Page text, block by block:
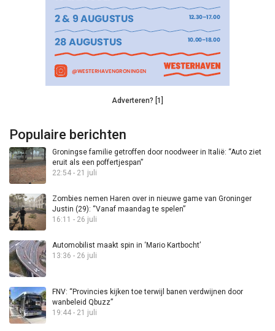
Adverteren? [1]
Populaire berichten
Groningse familie getroffen door noodweer in Italië: “Auto ziet
eruit als een poffertjespan”
22:54 - 21 juli
Zombies nemen Haren over in nieuwe game van Groninger
Justin (29): “Vanaf maandag te spelen”
16:11 - 26 juli
Automobilist maakt spin in ‘Mario Kartbocht’
13:36 - 26 juli
FNV: “Provincies kijken toe terwijl banen verdwijnen door
wanbeleid Qbuzz”
19:44 - 21 juli